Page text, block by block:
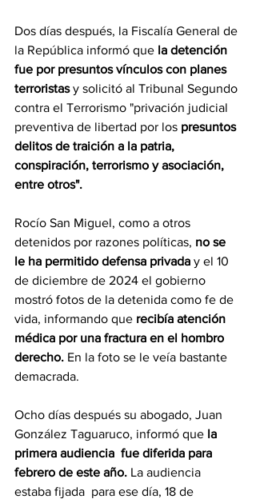
Dos días después, la Fiscalía General de
la República informó que la detención
fue por presuntos vínculos con planes
terroristas y solicitó al Tribunal Segundo
contra el Terrorismo "privación judicial
preventiva de libertad por los presuntos
delitos de traición a la patria,
conspiración, terrorismo y asociación,
entre otros".
Rocío San Miguel, como a otros
detenidos por razones políticas, no se
le ha permitido defensa privada y el 10
de diciembre de 2024 el gobierno
mostró fotos de la detenida como fe de
vida, informando que recibía atención
médica por una fractura en el hombro
derecho. En la foto se le veía bastante
demacrada.
Ocho días después su abogado, Juan
González Taguaruco, informó que la
primera audiencia  fue diferida para
febrero de este año. La audiencia
estaba fijada  para ese día, 18 de